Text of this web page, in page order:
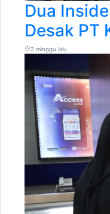
Dua
Desak PT
2 minggu lalu